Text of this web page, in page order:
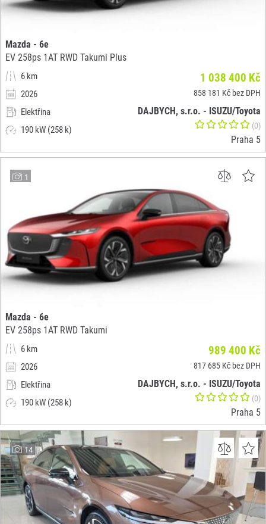
Mazda - 6e
EV 258ps 1AT RWD Takumi Plus
6 km
2026
Elektřina
190 kW (258 k)
1 038 400 Kč
858 181 Kč bez DPH
DAJBYCH, s.r.o. - ISUZU/Toyota
(0)
Praha 5
1
Mazda - 6e
EV 258ps 1AT RWD Takumi
6 km
2026
Elektřina
190 kW (258 k)
989 400 Kč
817 685 Kč bez DPH
DAJBYCH, s.r.o. - ISUZU/Toyota
(0)
Praha 5
14